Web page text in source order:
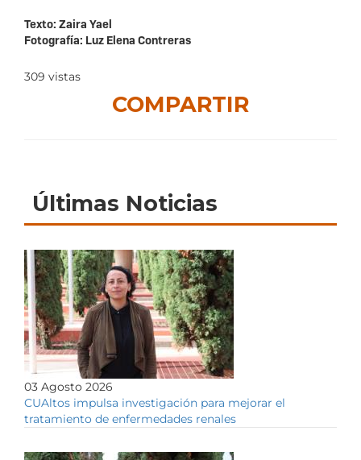
Texto: Zaira Yael
Fotografía: Luz Elena Contreras
309 vistas
COMPARTIR
Últimas Noticias
03 Agosto 2026
CUAltos impulsa investigación para mejorar el
tratamiento de enfermedades renales